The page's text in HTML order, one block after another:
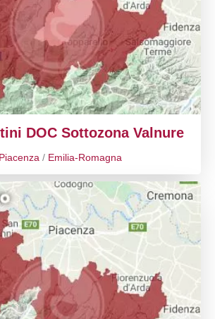
DOC Sottozona Valnure
Piacenza / Emilia-Romagna